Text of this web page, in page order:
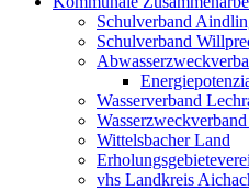
Schulverband
Schulverband
Wasserverband
Wittelsbacher Land
vhs Landkreis